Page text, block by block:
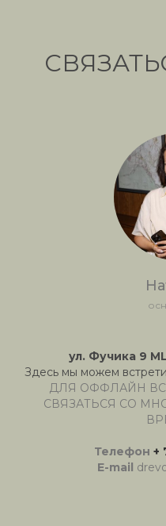
ул. Фучика 9
Здесь мы можем
ДЛЯ ОФФЛАЙН
СВЯЗАТЬСЯ СО
Телефон +
E-mail